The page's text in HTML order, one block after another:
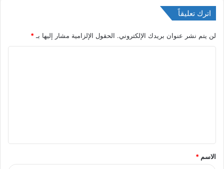
اترك تعليقاً
لن يتم نشر عنوان بريدك الإلكتروني. الحقول الإلزامية مشار إليها بـ *
ق
*
الاسم *